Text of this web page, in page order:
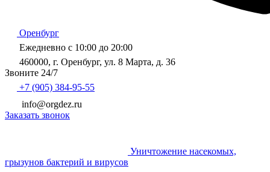
Оренбург
Ежедневно с 10:00 до 20:00
460000, г. Оренбург, ул. 8 Марта, д. 36
Звоните 24/7
+7 (905) 384-95-55
info@orgdez.ru
Заказать звонок
Уничтожение насекомых,
грызунов бактерий и вирусов